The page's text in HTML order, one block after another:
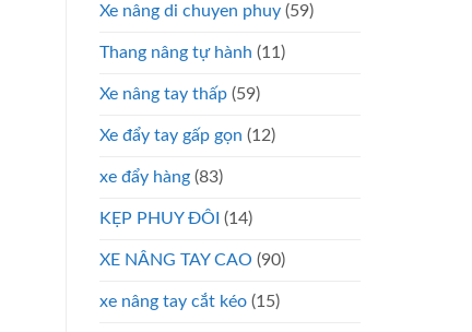
Xe nâng di chuyen phuy (59)
Thang nâng tự hành (11)
Xe nâng tay thấp (59)
Xe đẩy tay gấp gọn (12)
xe đẩy hàng (83)
KẸP PHUY ĐÔI (14)
XE NÂNG TAY CAO (90)
xe nâng tay cắt kéo (15)